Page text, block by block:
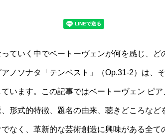
ていく中でベートーヴェンが何を感じ、
アノソナタ「テンペスト」（Op.31-2）は、
います。この記事ではベートーヴェン ピ
、形式的特徴、題名の由来、聴きどころな
なく、革新的な芸術創造に興味がある全て